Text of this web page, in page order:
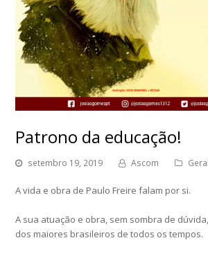
Patrono da educação!
setembro 19, 2019 Ascom Geral
A vida e obra de Paulo Freire falam por si.
A sua atuação e obra, sem sombra de
dos maiores brasileiros de todos os tempos.